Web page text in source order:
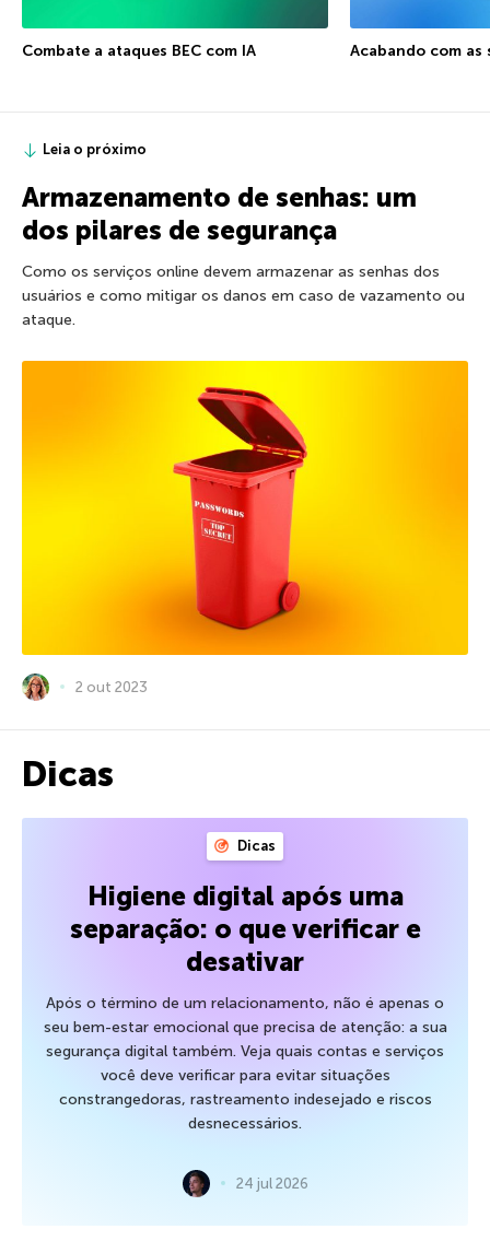
Combate a ataques BEC com IA Acabando com
Leia o próximo
Armazenamento de senhas: um
dos pilares de segurança
Como os serviços online devem armazenar as senhas dos
usuários e como mitigar os danos em caso de vazamento ou
ataque.
2 out 2023
Dicas
Dicas
Higiene digital após uma
separação: o que verificar e
desativar
Após o término de um relacionamento, não é apenas o
seu bem-estar emocional que precisa de atenção: a sua
segurança digital também. Veja quais contas e serviços
você deve verificar para evitar situações
constrangedoras, rastreamento indesejado e riscos
desnecessários.
24 jul 2026